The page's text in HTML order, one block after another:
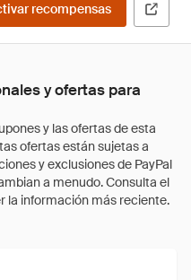
recompensas
y ofertas para